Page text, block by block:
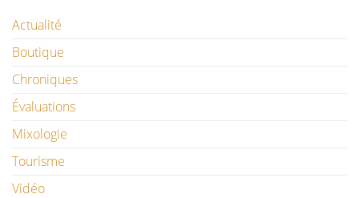
Actualité
Boutique
Chroniques
Évaluations
Mixologie
Tourisme
Vidéo